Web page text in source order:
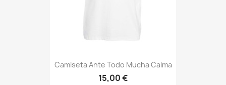
Camiseta Ante Todo Mucha Calma
15,00 €